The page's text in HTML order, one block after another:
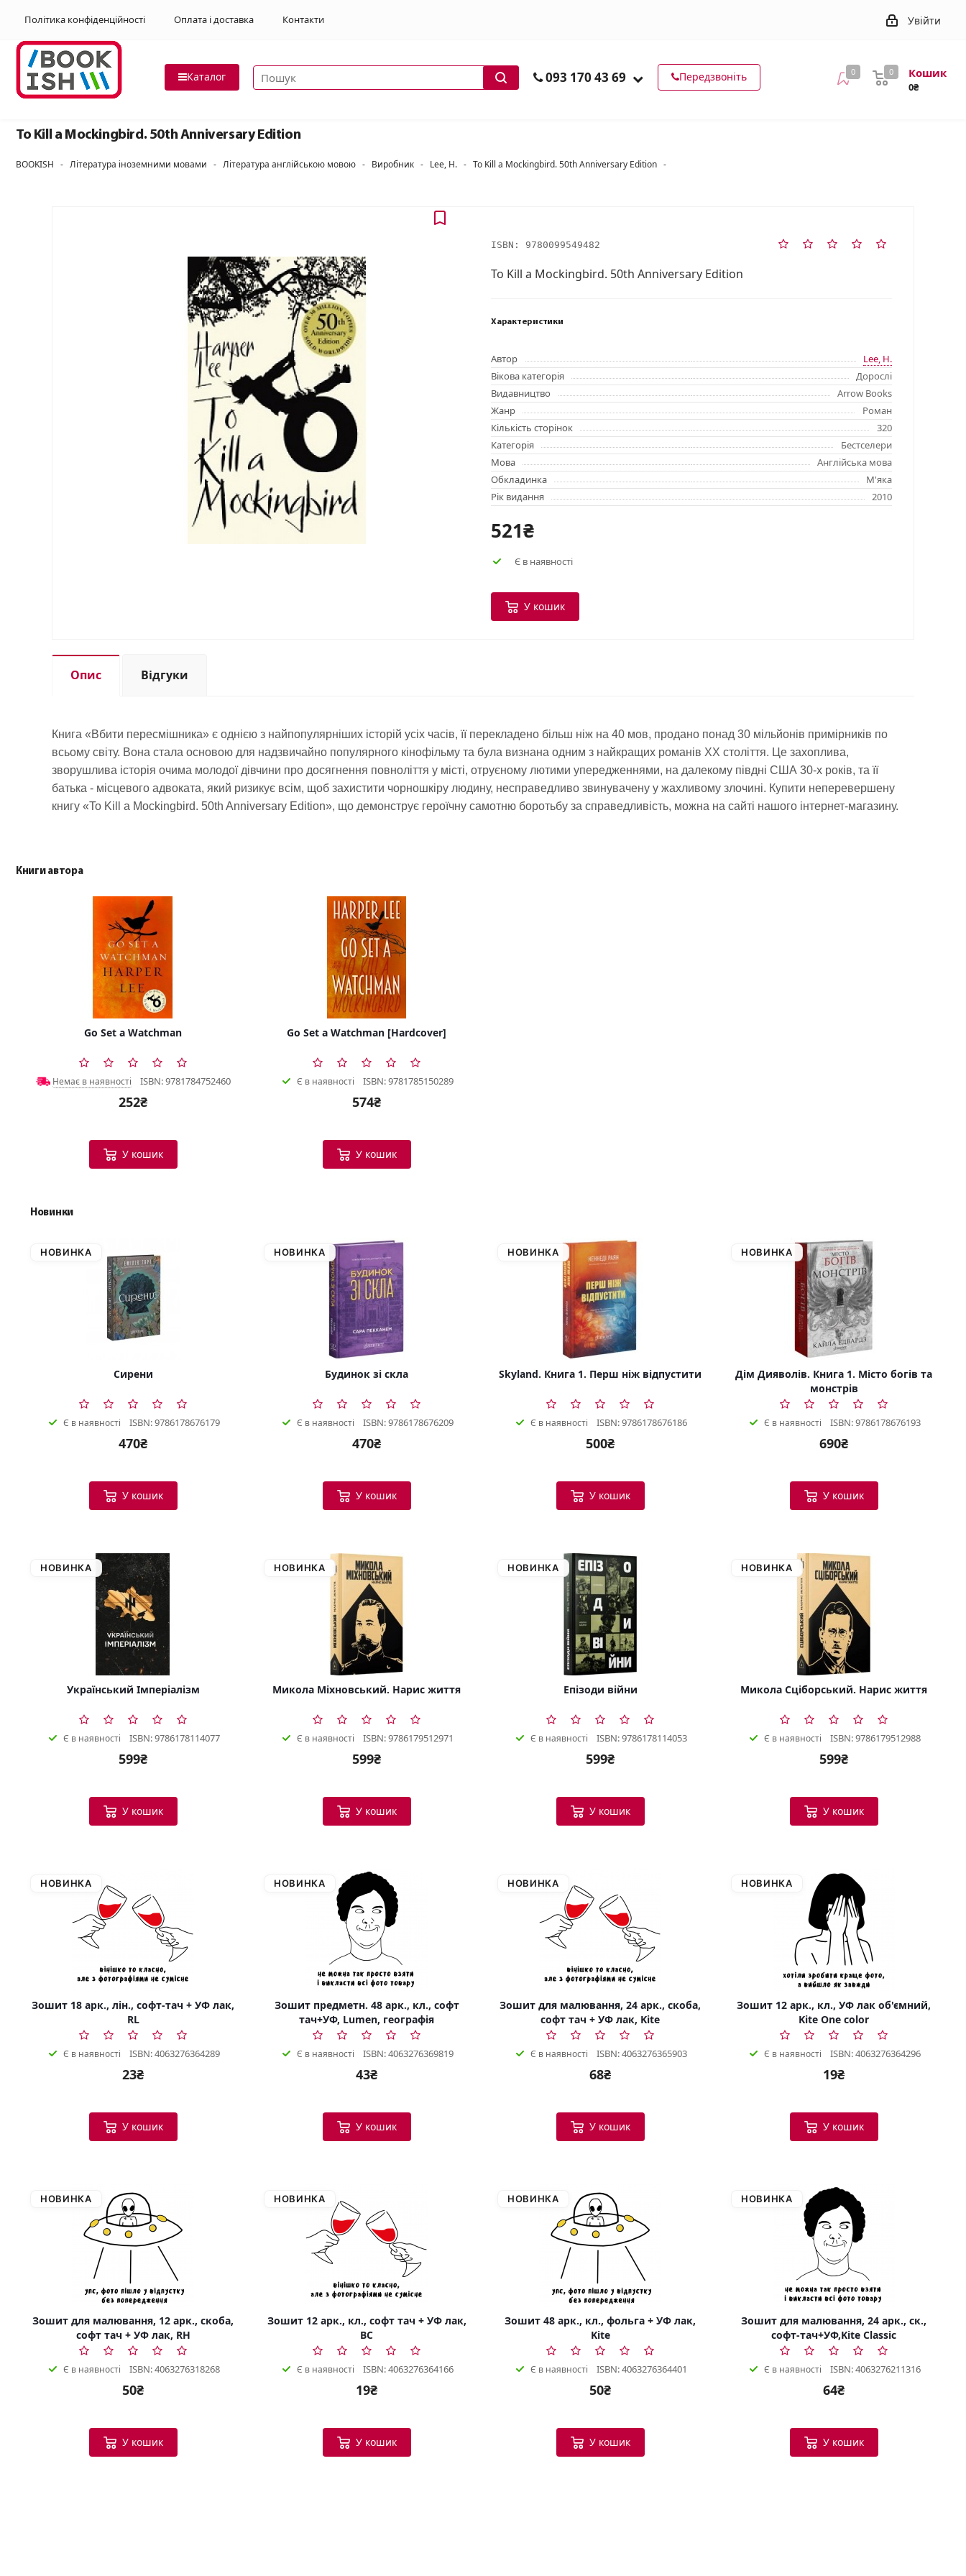
Політика конфіденційності Оплата і доставка Контакти Увійти
Каталог Пошук товарів 093 170 43 69 Передзвоніть 0 Кошик
0₴
0
To Kill a Mockingbird. 50th Anniversary Edition
BOOKISH - Література іноземними мовами - Література англійською мовою - Виробник - Lee, H. - To Kill a Mockingbird. 50th Anniversary Edition -
ISBN: 9780099549482
To Kill a Mockingbird. 50th Anniversary Edition
Характеристики
Автор
Lee, H.
Вікова категорія
Дорослі
Видавництво
Arrow Books
Жанр
Роман
Кількість сторінок
320
Категорія
Бестселери
Мова
Англійська мова
Обкладинка
М'яка
Рік видання
2010
521₴
Є в наявності
У кошик
Опис Відгуки
Книга «Вбити пересмішника» є однією з найпопулярніших історій усіх часів, її перекладено більш ніж на 40 мов, продано понад 30 мільйонів примірників по
всьому світу. Вона стала основою для надзвичайно популярного кінофільму та була визнана одним з найкращих романів XX століття. Це захоплива,
зворушлива історія очима молодої дівчини про досягнення повноліття у місті, отруєному лютими упередженнями, на далекому півдні США 30-х років, та її
батька - місцевого адвоката, який ризикує всім, щоб захистити чорношкіру людину, несправедливо звинувачену у жахливому злочині. Купити неперевершену
книгу «To Kill a Mockingbird. 50th Anniversary Edition», що демонструє героїчну самотню боротьбу за справедливість, можна на сайті нашого інтернет-магазину.
Книги автора
Go Set a Watchman
Немає в наявності ISBN: 9781784752460
252₴
У кошик
Go Set a Watchman [Hardcover]
Є в наявності ISBN: 9781785150289
574₴
У кошик
Новинки
НОВИНКА
Сирени
Є в наявності ISBN: 9786178676179
470₴
У кошик
НОВИНКА
Будинок зі скла
Є в наявності ISBN: 9786178676209
470₴
У кошик
НОВИНКА
Skyland. Книга 1. Перш ніж відпустити
Є в наявності ISBN: 9786178676186
500₴
У кошик
НОВИНКА
Дім Дияволів. Книга 1. Місто богів та
монстрів
Є в наявності ISBN: 9786178676193
690₴
У кошик
НОВИНКА
Український Імперіалізм
Є в наявності ISBN: 9786178114077
599₴
У кошик
НОВИНКА
Микола Міхновський. Нарис життя
Є в наявності ISBN: 9786179512971
599₴
У кошик
НОВИНКА
Епізоди війни
Є в наявності ISBN: 9786178114053
599₴
У кошик
НОВИНКА
Микола Сціборський. Нарис життя
Є в наявності ISBN: 9786179512988
599₴
У кошик
НОВИНКА
Зошит 18 арк., лін., софт-тач + УФ лак,
RL
Є в наявності ISBN: 4063276364289
23₴
У кошик
НОВИНКА
Зошит предметн. 48 арк., кл., софт
тач+УФ, Lumen, географія
Є в наявності ISBN: 4063276369819
43₴
У кошик
НОВИНКА
Зошит для малювання, 24 арк., скоба,
софт тач + УФ лак, Kite
Є в наявності ISBN: 4063276365903
68₴
У кошик
НОВИНКА
Зошит 12 арк., кл., УФ лак об'ємний,
Kite One color
Є в наявності ISBN: 4063276364296
19₴
У кошик
НОВИНКА
Зошит для малювання, 12 арк., скоба,
софт тач + УФ лак, RH
Є в наявності ISBN: 4063276318268
50₴
У кошик
НОВИНКА
Зошит 12 арк., кл., софт тач + УФ лак,
BC
Є в наявності ISBN: 4063276364166
19₴
У кошик
НОВИНКА
Зошит 48 арк., кл., фольга + УФ лак,
Kite
Є в наявності ISBN: 4063276364401
50₴
У кошик
НОВИНКА
Зошит для малювання, 24 арк., ск.,
софт-тач+УФ,Kite Classic
Є в наявності ISBN: 4063276211316
64₴
У кошик